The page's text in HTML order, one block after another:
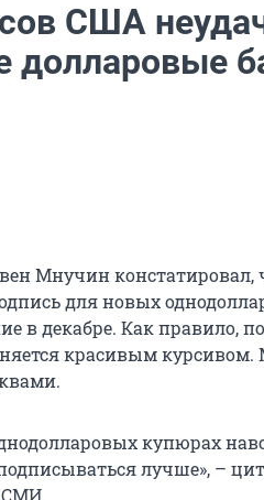
США
долларовые
Мнучин констатировал,
для новых
в декабре. Как правило,
красивым курсивом.
купюрах
лучше», –
СМИ.